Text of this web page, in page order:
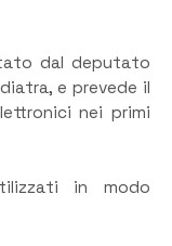
dal deputato
e prevede il
nei primi
in modo